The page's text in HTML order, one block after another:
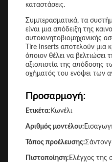
καταστάσεις.
Συμπερασματικά, τα
είναι μια απόδειξη της
αυτοκινητοβιομηχανικής
Tire Inserts αποτελούν μια
όποιον θέλει να βελτιώσει
αξιοπιστία της απόδοσης
οχήματός του ενόψει των
Προσαρμογή:
Ετικέτα: Κωνέλι
Αριθμός μοντέλου:
Τόπος προέλευσης:
Πιστοποίηση: Ελέγχος της